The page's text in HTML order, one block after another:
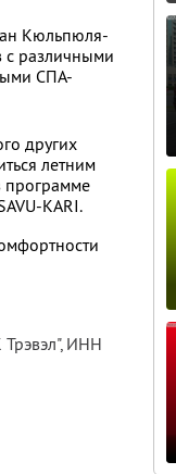
Кюльпюля-
с различными
СПА-
других
летним
программе
KARI.
ИНН